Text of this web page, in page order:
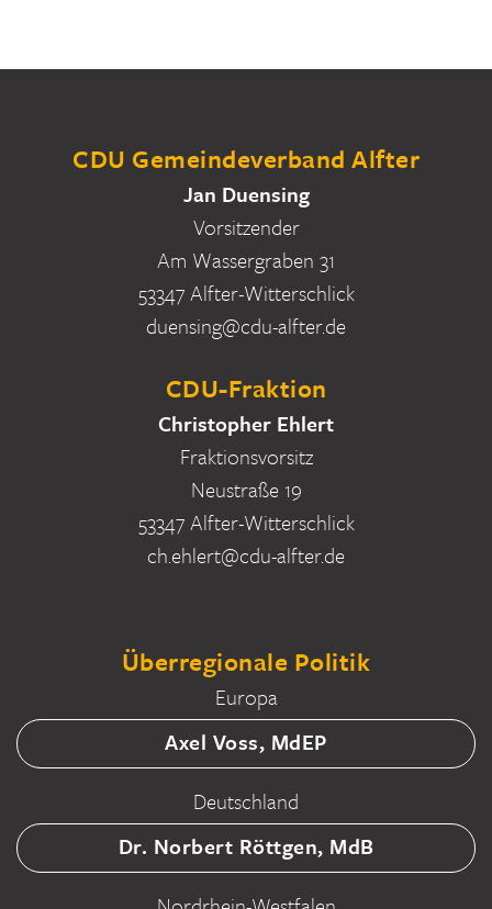
CDU Gemeindeverband Alfter
Jan Duensing
Vorsitzender
Am Wassergraben 31
53347 Alfter-Witterschlick
duensing@cdu-alfter.de
CDU-Fraktion
Christopher Ehlert
Fraktionsvorsitz
Neustraße 19
53347 Alfter-Witterschlick
ch.ehlert@cdu-alfter.de
Überregionale Politik
Europa
Axel Voss, MdEP
Deutschland
Dr. Norbert Röttgen, MdB